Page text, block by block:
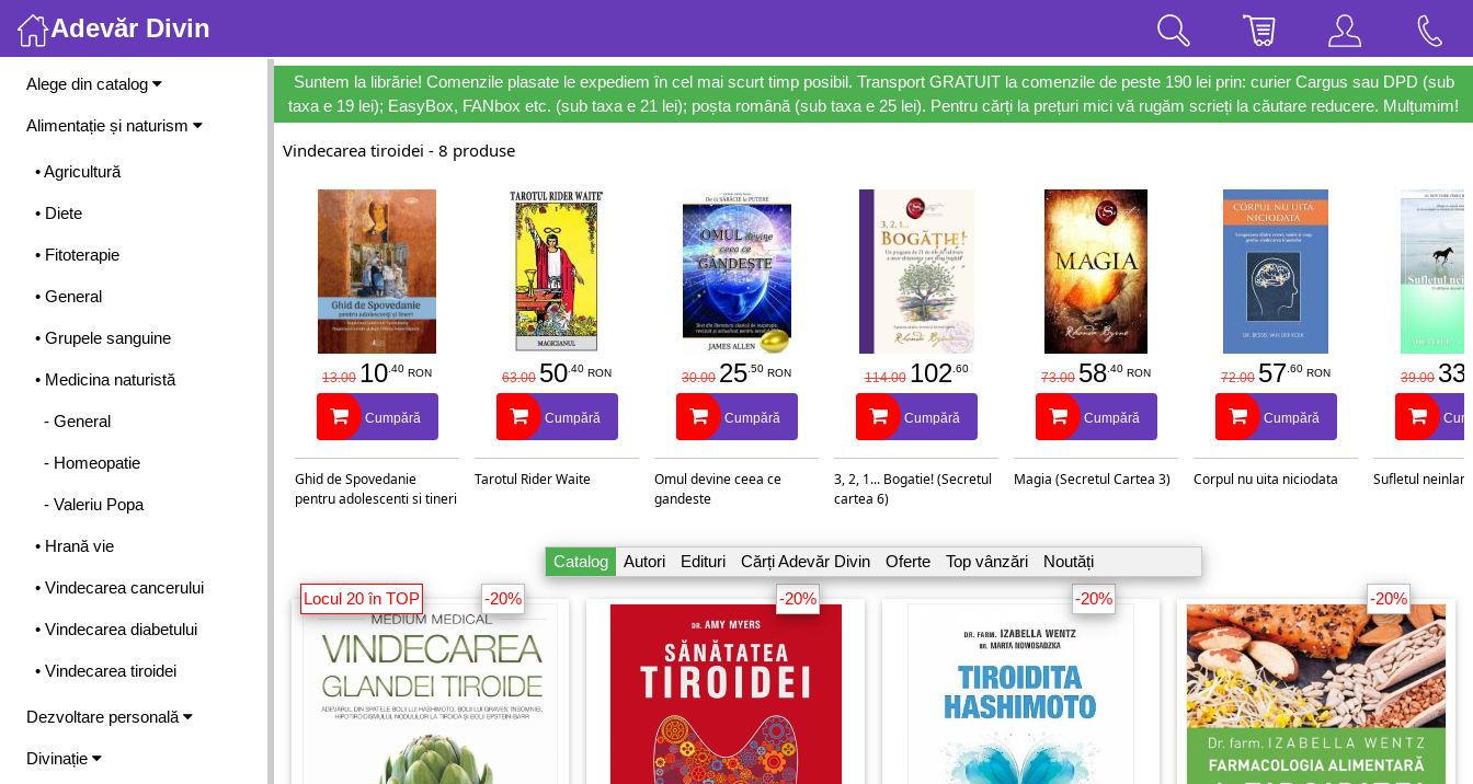
Adevăr Divin
Meniu
Alege din catalog
Alimentație și naturism
• Agricultură
• Diete
• Fitoterapie
• General
• Grupele sanguine
• Medicina naturistă
- General
- Homeopatie
- Valeriu Popa
• Hrană vie
• Vindecarea cancerului
• Vindecarea diabetului
• Vindecarea tiroidei
Dezvoltare personală
Divinație
Suntem la librărie! Comenzile plasate le expediem în cel mai scurt timp posibil. Transport GRATUIT la comenzile de peste 190 lei prin: curier Cargus sau DPD (sub
taxa e 19 lei); EasyBox, FANbox etc. (sub taxa e 21 lei); poșta română (sub taxa e 25 lei). Pentru cărți la prețuri mici vă rugăm scrieți la căutare reducere. Mulțumim!
Vindecarea tiroidei - 8 produse
13.00 10 .40 RON
Cumpără
Ghid de Spovedanie
pentru adolescenti si tineri
63.00 50 .40 RON
Cumpără
Tarotul Rider Waite
30.00 25 .50 RON
Cumpără
Omul devine ceea ce
gandeste
114.00 102 .60
Cumpără
3, 2, 1... Bogatie! (Secretul
cartea 6)
73.00 58 .40 RON
Cumpără
Magia (Secretul Cartea 3)
72.00 57 .60 RON
Cumpără
Corpul nu uita niciodata
39.00 33
Sufletul
Catalog Autori Edituri Cărți Adevăr Divin Oferte Top vânzări
Noutăți
-20%
Locul 20 în TOP -20% -20% -20%